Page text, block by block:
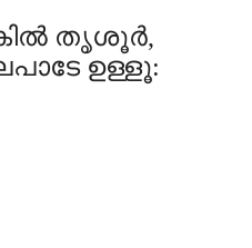
തൃശൂര്‍,
ഉള്ളൂ: